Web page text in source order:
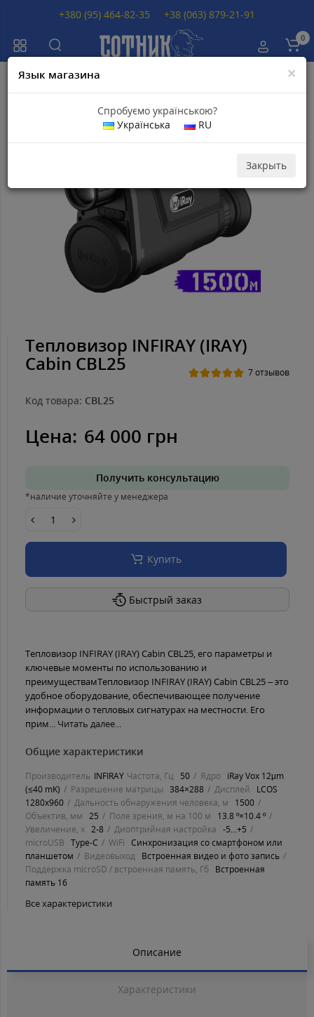
0
×
Язык магазина
Спробуємо українською?
Українська
RU
Закрыть
Тепловизор INFIRAY (IRAY)
Cabin CBL25 7 отзывов
Код товара: CBL25
Цена: 64 000 грн
Получить консультацию
*наличие уточняйте у менеджера
Купить
Быстрый заказ
Тепловизор INFIRAY (IRAY) Cabin CBL25, его параметры и
ключевые моменты по использованию и
преимуществамТепловизор INFIRAY (IRAY) Cabin CBL25 – это
удобное оборудование, обеспечивающее получение
информации о тепловых сигнатурах на местности. Его
прим... Читать далее...
Общие характеристики
Производитель INFIRAY Частота, Гц 50 Ядро iRay Vox 12μm
(≤40 mK)
Разрешение матрицы 384×288 Дисплей
LCOS
1280x960
Дальность обнаружения человека, м
1500
Объектив, мм 25 Поле зрения, м на 100 м
13.8 º×10.4 º
Увеличение, х 2-8 Диоптрийная настройка -5...+5
microUSB Type-C WiFi Синхронизация со смартфоном или
планшетом
Видеовыход Встроенная видео и фото запись
Поддержка microSD / встроенная память, Гб
Встроенная
память 16
Все характеристики
Описание
Характеристики
+380 (95) 464-82-35 +38 (063) 879-21-91